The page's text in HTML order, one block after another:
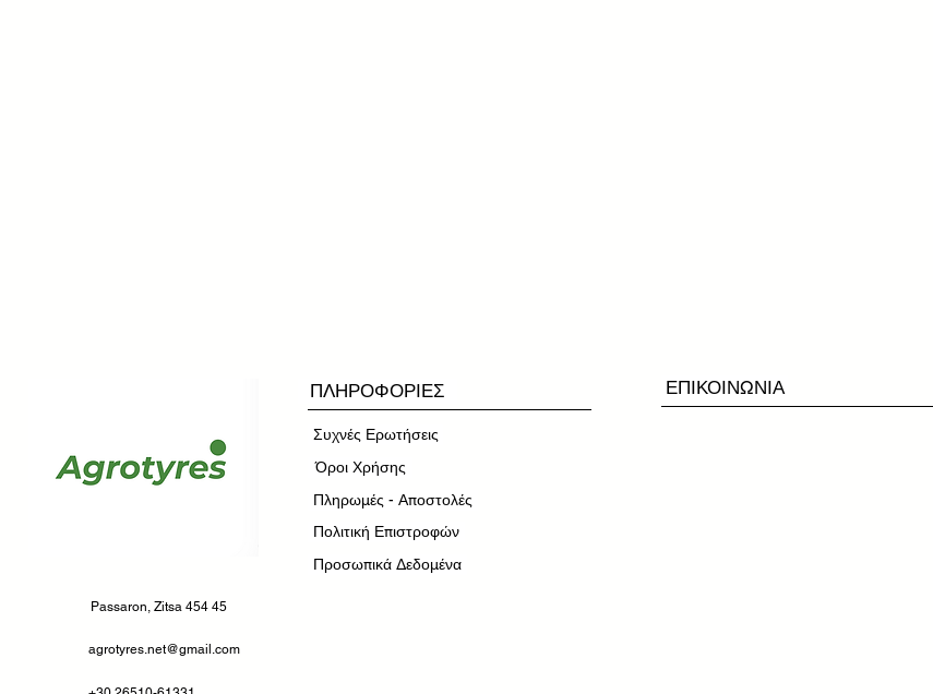
ΠΛΗΡΟΦΟΡΙΕΣ
Συχνές Ερωτήσεις
​Όροι Χρήσης
Πληρωμές - Αποστολές
Πολιτική Επιστροφών
Προσωπικά Δεδομένα
Passaron, Zitsa 454 45
agrotyres.net@gmail.com
ΕΠΙΚΟΙΝΩΝΙΑ